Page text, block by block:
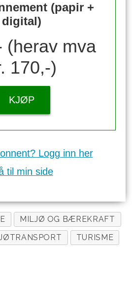
(papir +
digital)
(herav mva
170,-)
KJØP
Logg inn her
til min side
MILJØ OG BÆREKRAFT
TURISME